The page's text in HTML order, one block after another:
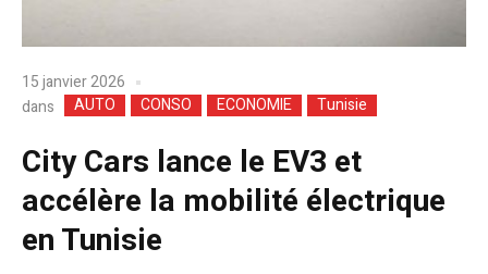
15 janvier 2026
dans
AUTO CONSO ECONOMIE Tunisie
City Cars lance le EV3 et
accélère la mobilité électrique
en Tunisie